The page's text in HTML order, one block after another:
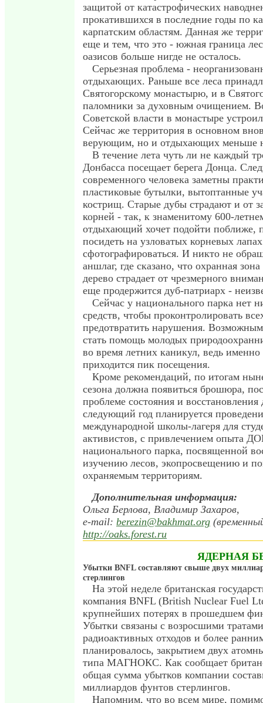
защитой от катастрофических
прокатившихся в последние годы по
карпатским областям. Данная же
еще и тем, что это - южная граница
оазисов больше нигде не осталось.
Серьезная проблема -
отдыхающих. Раньше все леса
Святогорскому монастырю, и в
паломники за духовным очищением.
Советской власти в монастыре
Сейчас же территория в основном
верующим, но и отдыхающих меньше
В течение лета чуть ли не каждый
Донбасса посещает берега Донца.
современного человека заметны
пластиковые бутылки, вытоптанные
кострищ. Старые дубы страдают и от
корней - так, к знаменитому 600-
отдыхающий хочет подойти поближе,
посидеть на узловатых корневых
сфотографироваться. И никто не
аншлаг, где сказано, что охранная
дерево страдает от чрезмерного
еще продержится дуб-патриарх -
Сейчас у национального парка нет
средств, чтобы проконтролировать
предотвратить нарушения.
стать помощь молодых
во время летних каникул, ведь именно
приходится пик посещения.
Кроме рекомендаций, по итогам
сезона должна появиться брошюра,
проблеме состояния и
следующий год планируется
международной школы-лагеря для
активистов, с привлечением опыта
национального парка, посвященной
изучению лесов, экопросвещению и
охраняемым территориям.
Дополнительная информация:
Ольга Берлова, Владимир Захаров,
e-mail: berezin@bakhmat.org
http://oaks.forest.ru
ЯДЕРНАЯ
Убытки BNFL составляют свыше двух
стерлингов
На этой неделе британская
компания BNFL (British Nuclear Fuel
крупнейших потерях в прошедшем
Убытки связаны с возросшими
радиоактивных отходов и более
планировалось, закрытием двух
типа МАГНОКС. Как сообщает
общая сумма убытков компании
миллиардов фунтов стерлингов.
Напомним, что во всем мире,